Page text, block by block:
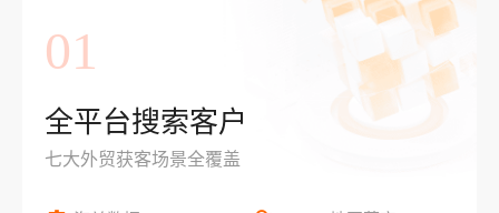
01
全平台搜索客户
七大外贸获客场景全覆盖